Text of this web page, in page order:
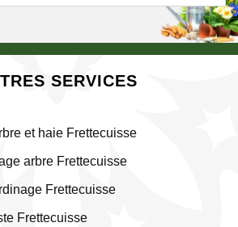
SERVICES
et haie Frettecuisse
arbre Frettecuisse
Frettecuisse
Frettecuisse